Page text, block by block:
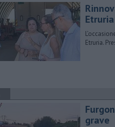
Etruria
Etruria.
grave